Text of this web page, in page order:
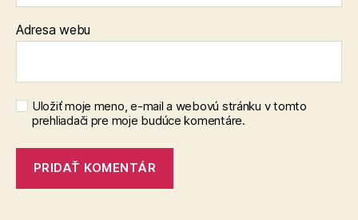
Adresa webu
Uložiť moje meno, e-mail a webovú stránku v tomto
prehliadači pre moje budúce komentáre.